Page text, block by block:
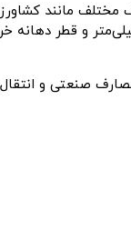
انتقال آب در مصارف
صنعتی و